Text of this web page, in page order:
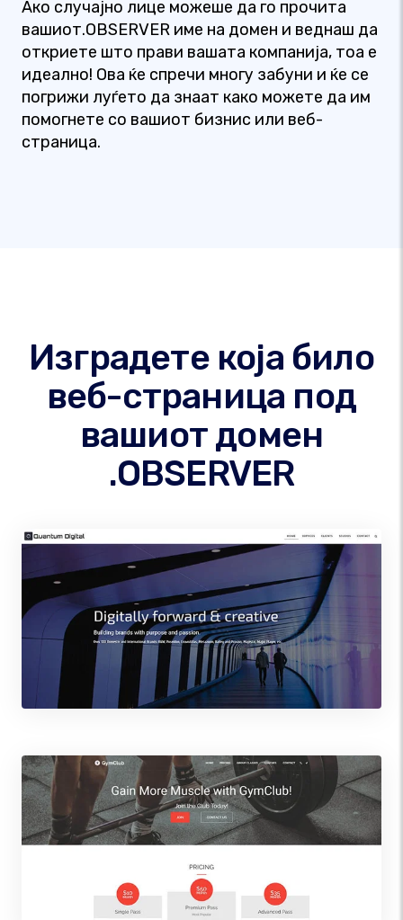
Ако случајно лице можеше да го прочита
вашиот.OBSERVER име на домен и веднаш да
откриете што прави вашата компанија, тоа е
идеално! Ова ќе спречи многу забуни и ќе се
погрижи луѓето да знаат како можете да им
помогнете со вашиот бизнис или веб-
страница.
Изградете која било
веб-страница под
вашиот домен
.OBSERVER